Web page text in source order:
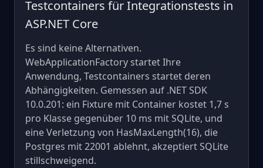
Testcontainers für Integrationstests in
ASP.NET Core
Es sind keine Alternativen.
WebApplicationFactory startet Ihre
Anwendung, Testcontainers startet deren
Abhängigkeiten. Gemessen auf .NET SDK
10.0.201: ein Fixture mit Container kostet 1,7 s
pro Klasse gegenüber 10 ms mit SQLite, und
eine Verletzung von HasMaxLength(16), die
Postgres mit 22001 ablehnt, akzeptiert SQLite
stillschweigend.